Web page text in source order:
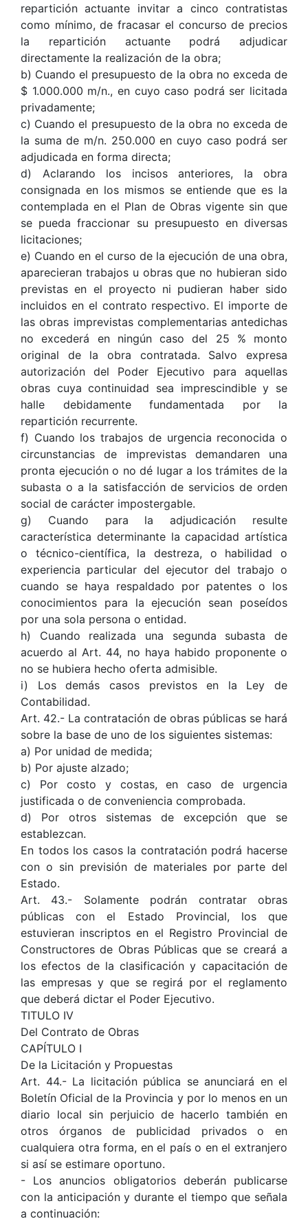
repartición actuante invitar a cinco contratistas
como mínimo, de fracasar el concurso de precios
la repartición actuante podrá adjudicar
directamente la realización de la obra;
b) Cuando el presupuesto de la obra no exceda de
$ 1.000.000 m/n., en cuyo caso podrá ser licitada
privadamente;
c) Cuando el presupuesto de la obra no exceda de
la suma de m/n. 250.000 en cuyo caso podrá ser
adjudicada en forma directa;
d) Aclarando los incisos anteriores, la obra
consignada en los mismos se entiende que es la
contemplada en el Plan de Obras vigente sin que
se pueda fraccionar su presupuesto en diversas
licitaciones;
e) Cuando en el curso de la ejecución de una obra,
aparecieran trabajos u obras que no hubieran sido
previstas en el proyecto ni pudieran haber sido
incluidos en el contrato respectivo. El importe de
las obras imprevistas complementarias antedichas
no excederá en ningún caso del 25 % monto
original de la obra contratada. Salvo expresa
autorización del Poder Ejecutivo para aquellas
obras cuya continuidad sea imprescindible y se
halle debidamente fundamentada por la
repartición recurrente.
f) Cuando los trabajos de urgencia reconocida o
circunstancias de imprevistas demandaren una
pronta ejecución o no dé lugar a los trámites de la
subasta o a la satisfacción de servicios de orden
social de carácter impostergable.
g) Cuando para la adjudicación resulte
característica determinante la capacidad artística
o técnico-científica, la destreza, o habilidad o
experiencia particular del ejecutor del trabajo o
cuando se haya respaldado por patentes o los
conocimientos para la ejecución sean poseídos
por una sola persona o entidad.
h) Cuando realizada una segunda subasta de
acuerdo al Art. 44, no haya habido proponente o
no se hubiera hecho oferta admisible.
i) Los demás casos previstos en la Ley de
Contabilidad.
Art. 42.- La contratación de obras públicas se hará
sobre la base de uno de los siguientes sistemas:
a) Por unidad de medida;
b) Por ajuste alzado;
c) Por costo y costas, en caso de urgencia
justificada o de conveniencia comprobada.
d) Por otros sistemas de excepción que se
establezcan.
En todos los casos la contratación podrá hacerse
con o sin previsión de materiales por parte del
Estado.
Art. 43.- Solamente podrán contratar obras
públicas con el Estado Provincial, los que
estuvieran inscriptos en el Registro Provincial de
Constructores de Obras Públicas que se creará a
los efectos de la clasificación y capacitación de
las empresas y que se regirá por el reglamento
que deberá dictar el Poder Ejecutivo.
TITULO IV
Del Contrato de Obras
CAPÍTULO I
De la Licitación y Propuestas
Art. 44.- La licitación pública se anunciará en el
Boletín Oficial de la Provincia y por lo menos en un
diario local sin perjuicio de hacerlo también en
otros órganos de publicidad privados o en
cualquiera otra forma, en el país o en el extranjero
si así se estimare oportuno.
- Los anuncios obligatorios deberán publicarse
con la anticipación y durante el tiempo que señala
a continuación: